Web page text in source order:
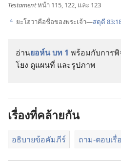
Testamentหน้า 115, 122, และ 123
c ยะโฮวา​คือ​ชื่อ​ของ​พระเจ้า—สดุดี
อ่าน​ยอห์น บท 1 พร้อม​กับ​การ​พิ
โยง ดู​แผนที่ และ​รูป​ภาพ
เรื่องที่คล้ายกัน
อธิบายข้อคัมภีร์ ถาม-ตอบเรื่